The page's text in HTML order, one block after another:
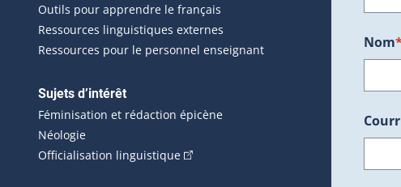
externe s'ouvrira dans une nouvelle fenêtre.)
dans une nouvelle fenêtre.)
Outils pour apprendre le français
Ressources linguistiques externes
Ressources pour le personnel enseignant
Sujets d’intérêt
Féminisation et rédaction épicène
Néologie
Officialisation linguistique(Cet hyperlien externe s'ouvrira dans
Nom